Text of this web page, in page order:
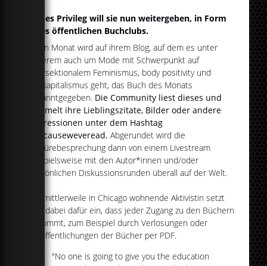
Dieses Privileg will sie nun weitergeben, in Form
eines öffentlichen Buchclubs.
Jeden Monat wird auf ihrem Blog, auf dem es unter
anderem auch um Mode mit Schwerpunkt auf
intersektionalem Feminismus, body positivity und
Antikapitalismus geht, das Buch des Monats
bekanntgegeben. Die Community liest dieses und
sammelt ihre Lieblingszitate, Bilder oder andere
Impressionen unter dem Hashtag
#becauseweveread. Abgerundet wird die
Lektürebesprechung dann von einem Livestream
beispielsweise mit den Autor*innen und/oder
persönlichen Diskussionsrunden überall auf der Welt.
Die mittlerweile in Chicago wohnende Aktivistin setzt
sich dabei dafür ein, dass jeder Zugang zu den Büchern
bekommt, zum Beispiel durch Verlosungen oder
Veröffentlichungen der Bücher per PDF.
"No one is going to give you the education